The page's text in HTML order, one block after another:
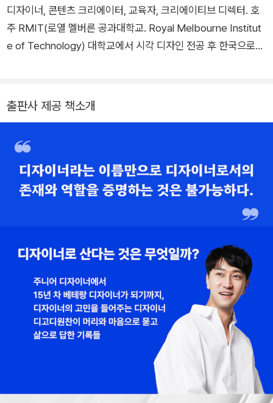
하는 많은 디자이너에게 지식과 경험의 차원에서 길잡이가 되었
으면 한다.
디자이너, 콘텐츠 크리에이터, 교육자, 크리에이티브 디렉터. 호
주 RMIT(로열 멜버른 공과대학교. Royal Melbourne Institut
e of Technology) 대학교에서 시각 디자인 전공 후 한국으로
디원찬’을 운영하고 있으며, 겸임교수 10년의 경력을 바탕으로
디자인 교육과 콘텐츠 제작에 힘쓰고 있다. 디자인 스튜디오 mini
이버 카페 cafe.naver.com/dgod 홈페이지 wonchanlee.com
출판사 제공 책소개